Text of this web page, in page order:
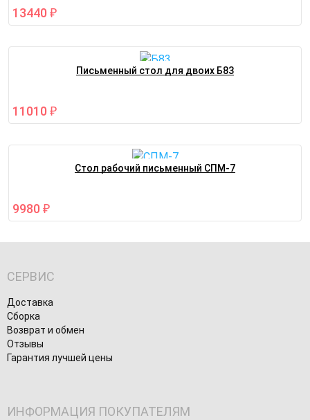
13440 ₽
Письменный стол для двоих Б83
11010 ₽
Стол рабочий письменный СПМ-7
9980 ₽
СЕРВИС
Доставка
Сборка
Возврат и обмен
Отзывы
Гарантия лучшей цены
ИНФОРМАЦИЯ ПОКУПАТЕЛЯМ